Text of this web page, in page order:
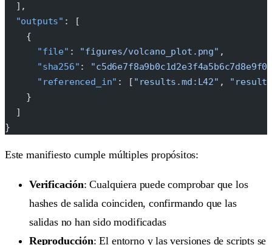
  ],
  "outputs"
: [
    {
      "file"
: "figures/volcano_plot.png" ,
      "sha256"
:
      "referenced_in"
: [ "results.md:L42" ,
    }
  ]
}
Este manifiesto cumple múltiples propósitos:
Verificación: Cualquiera puede comprobar que los
hashes de salida coinciden, confirmando que las
salidas no han sido modificadas
Reproducción: El entorno y las versiones de scripts se